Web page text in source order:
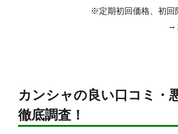
※定期初回価格、初回
→
カンシャの良い口コミ・
徹底調査！